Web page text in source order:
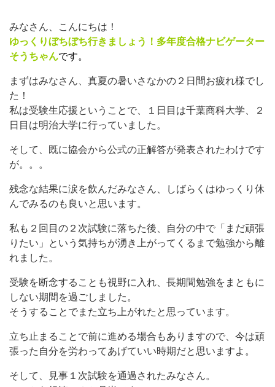
みなさん、こんにちは！
ゆっくりぼちぼち行きましょう！多年度合格ナビゲーター
そうちゃんです。
まずはみなさん、真夏の暑いさなかの２日間お疲れ様でし
た！
私は受験生応援ということで、１日目は千葉商科大学、２
日目は明治大学に行っていました。
そして、既に協会から公式の正解答が発表されたわけです
が。。。
残念な結果に涙を飲んだみなさん、しばらくはゆっくり休
んでみるのも良いと思います。
私も２回目の２次試験に落ちた後、自分の中で「まだ頑張
りたい」という気持ちが湧き上がってくるまで勉強から離
れました。
受験を断念することも視野に入れ、長期間勉強をまともに
しない期間を過ごしました。
そうすることでまた立ち上がれたと思っています。
立ち止まることで前に進める場合もありますので、今は頑
張った自分を労わってあげていい時期だと思いますよ。
そして、見事１次試験を通過されたみなさん。